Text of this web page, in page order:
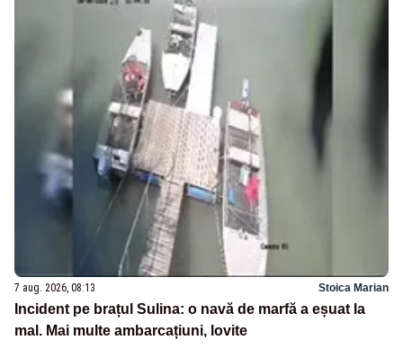
7 aug. 2026, 08:13 Stoica Marian
Incident pe brațul Sulina: o navă de marfă a eșuat la
mal. Mai multe ambarcațiuni, lovite